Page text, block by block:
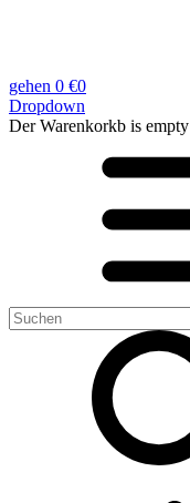
gehen 0 €0
Dropdown
Der Warenkorkb is empty